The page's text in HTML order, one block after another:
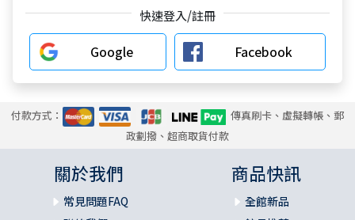
快速登入/註冊
Google Facebook
付款方式：
傳真刷卡、虛擬轉帳、郵
政劃撥、超商取貨付款
關於我們
常見問題FAQ
商品快訊
全館新品